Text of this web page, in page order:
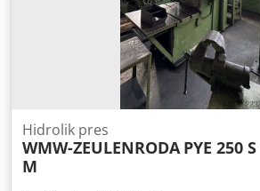
Hidrolik pres
WMW-ZEULENRODA PYE 250 S
M